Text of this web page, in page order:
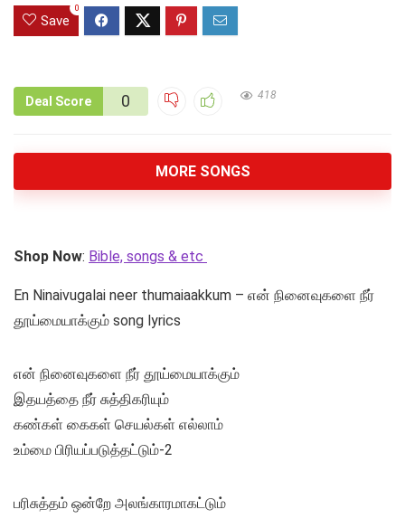
Save
0
Deal Score 0 418
MORE SONGS
Shop Now: Bible, songs & etc
En Ninaivugalai neer thumaiaakkum – என் நினைவுகளை நீர்
தூய்மையாக்கும் song lyrics
என் நினைவுகளை நீர் தூய்மையாக்கும்
இதயத்தை நீர் சுத்திகரியும்
கண்கள் கைகள் செயல்கள் எல்லாம்
உம்மை பிரியப்படுத்தட்டும்-2
பரிசுத்தம் ஒன்றே அலங்காரமாகட்டும்